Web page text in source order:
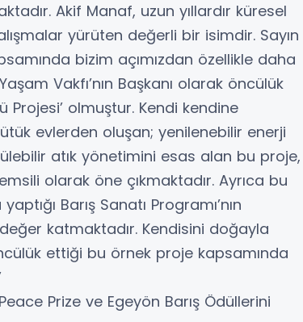
Akif Manaf, uzun yıllardır küresel
yürüten değerli bir isimdir. Sayın
bizim açımızdan özellikle daha
Vakfı’nın Başkanı olarak öncülük
Projesi’ olmuştur. Kendi kendine
evlerden oluşan; yenilenebilir enerji
atık yönetimini esas alan bu proje,
olarak öne çıkmaktadır. Ayrıca bu
Barış Sanatı Programı’nın
katmaktadır. Kendisini doğayla
ettiği bu örnek proje kapsamında
Prize ve Egeyön Barış Ödüllerini